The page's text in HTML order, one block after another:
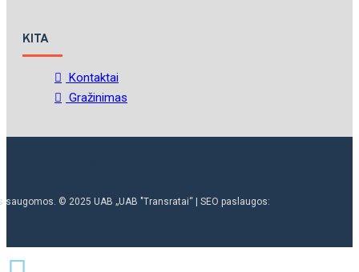
KITA
Kontaktai
Gražinimas
saugomos. © 2025 UAB „UAB "Transratai“ | SEO paslaugos: